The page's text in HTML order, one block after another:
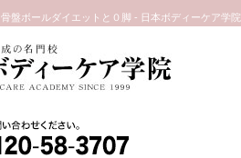
骨盤ボールダイエットと０脚 - 日本ボディーケア学院